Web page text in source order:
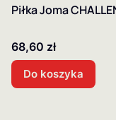
Piłka Joma
Cena
68,60 zł
Do koszyka